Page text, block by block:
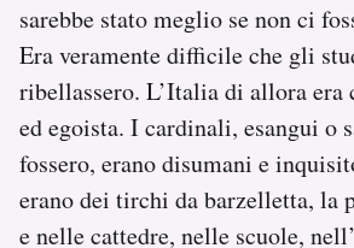
sarebbe stato meglio se non ci
Era veramente difficile che gli
ribellassero. L’Italia di allora
ed egoista. I cardinali, esangui o
fossero, erano disumani e
erano dei tirchi da barzelletta, la
e nelle cattedre, nelle scuole,